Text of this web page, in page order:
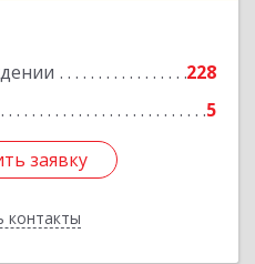
228
5
заявку
контакты
Подробнее
заявку